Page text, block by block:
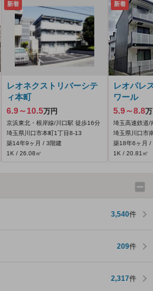
新着
レオネクストリバーシテ
ィ本町
6.9～10.5万円
京浜東北・根岸線/川口駅 徒歩16分
埼玉県川口市本町1丁目8-13
築14年9ヶ月 / 3階建
1K / 26.08㎡
新着
レオパレ
ワール
5.9～8.8
埼玉高速鉄道/
埼玉県川口市
築18年6ヶ月 /
1K / 20.81㎡
3,540件
209件
2,317件